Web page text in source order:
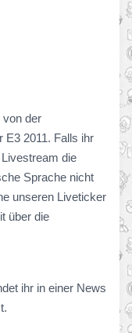
von der
E3 2011. Falls ihr
die
Sprache nicht
unseren Liveticker
über die
ihr in einer News